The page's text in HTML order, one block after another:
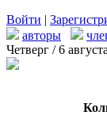
Войти |
авторы
Четверг / 6